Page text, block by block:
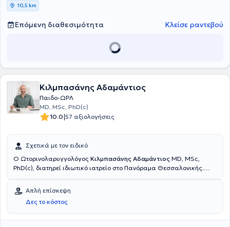
10,5 km
Επόμενη διαθεσιμότητα Κλείσε ραντεβού
Κιλμπασάνης Αδαμάντιος
Παιδο-ΩΡΛ
MD, MSc, PhD(c)
10.0|57 αξιολογήσεις
Σχετικά με τον ειδικό
Ο Ωτορινολαρυγγολόγος Κιλμπασάνης Αδαμάντιος MD, MSc,
PhD(c), διατηρεί ιδιωτικό ιατρείο στο Πανόραμα Θεσσαλονικής.
τομέα της Ωτολογίας-Ωτοχειρουργικής. Είναι κάτοχος
μεταπτυχιακού διπλώματος στη Χειρουργική του Θυρεοειδούς και
Παραθυρεοειδών Αδένων του Αριστοτελείου Πανεπιστημίου
Θεσσαλονικής. Εργάστηκε και ειδικεύθηκε για χρόνια στην ΩΡΛ
Απλή επίσκεψη
Δες το κόστος